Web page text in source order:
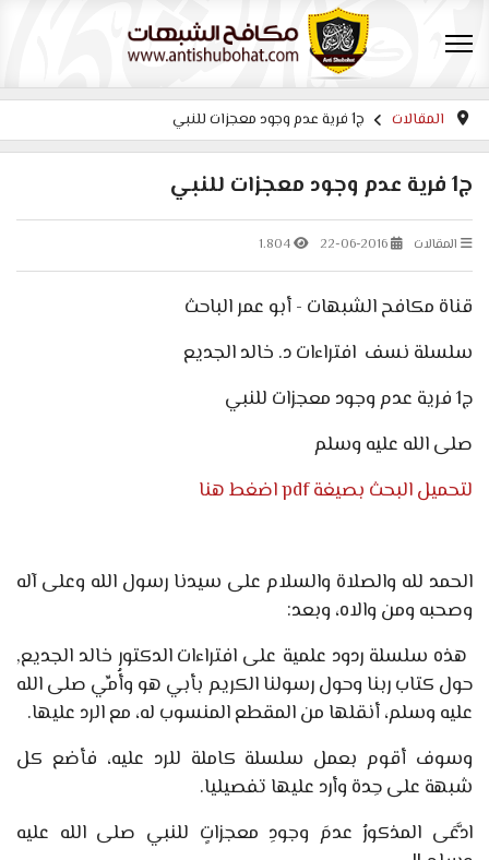
المقالات ج1 فرية عدم وجود معجزات للنبي
ج1 فرية عدم وجود معجزات للنبي
المقالات 22-06-2016
1.804
قناة مكافح الشبهات - أبو عمر الباحث
سلسلة نسف افتراءات د. خالد الجديع
ج1 فرية عدم وجود معجزات للنبي
صلى الله عليه وسلم
لتحميل البحث بصيغة pdf اضغط هنا
الحمد لله والصلاة والسلام على سيدنا رسول الله وعلى آله
وصحبه ومن والاه، وبعد:
هذه سلسلة ردود علمية على افتراءات الدكتور خالد الجديع,
حول كتاب ربنا وحول رسولنا الكريم بأبي هو وأُمِّي صلى الله
عليه وسلم، أنقلها من المقطع المنسوب له، مع الرد عليها.
وسوف أقوم بعمل سلسلة كاملة للرد عليه، فأضع كل
شبهة على حِدة وأرد عليها تفصيليا.
ادَّعَى المذكورُ عدمَ وجودِ معجزاتٍ للنبي صلى الله عليه